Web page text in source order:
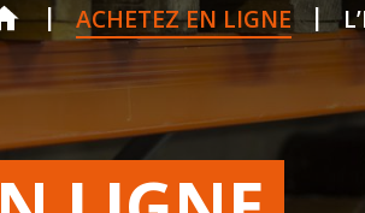
ACHETEZ EN LIGNE